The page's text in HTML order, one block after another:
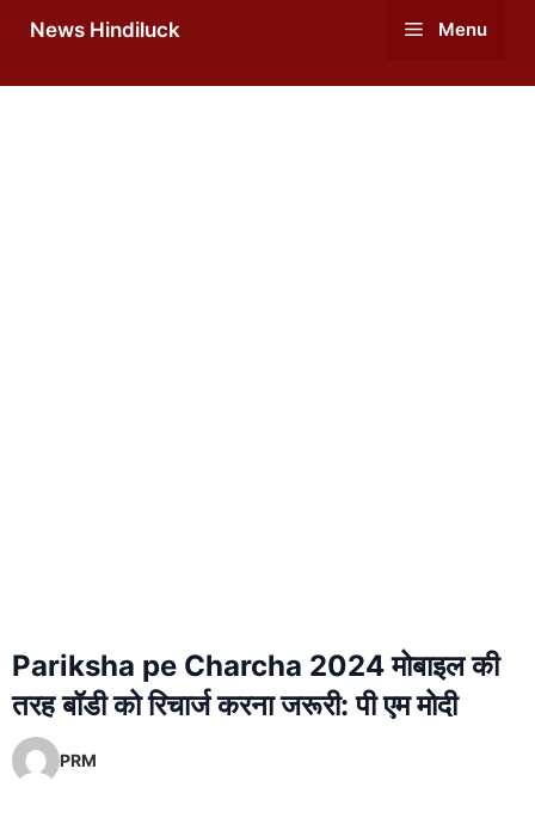
News Hindiluck Menu
Pariksha pe Charcha 2024 मोबाइल की
तरह बॉडी को रिचार्ज करना जरूरी: पी एम मोदी
PRM